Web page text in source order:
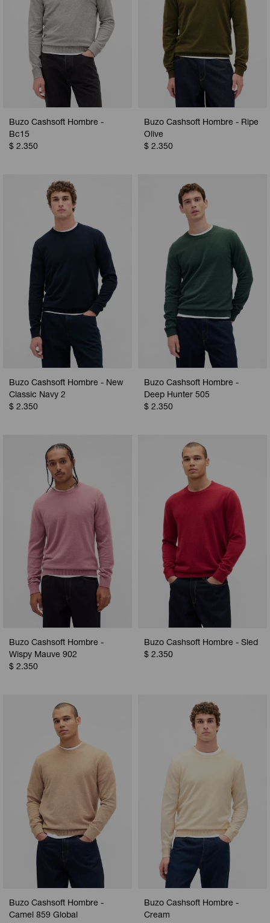
Buzo Cashsoft Hombre -
Bc15
$ 2.350
Buzo Cashsoft Hombre - Ripe
Olive
$ 2.350
Buzo Cashsoft Hombre - New
Classic Navy 2
$ 2.350
Buzo Cashsoft Hombre -
Deep Hunter 505
$ 2.350
Buzo Cashsoft Hombre -
Wispy Mauve 902
$ 2.350
Buzo Cashsoft Hombre - Sled
$ 2.350
Buzo Cashsoft Hombre -
Camel 859 Global
Buzo Cashsoft Hombre -
Cream